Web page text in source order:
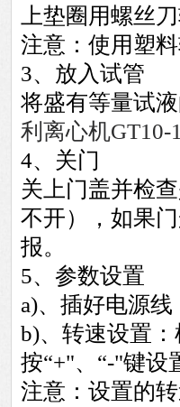
上垫圈用螺丝
注意：使用塑
3、放入试管
将盛有等量试
利离心机GT10-
4、关门
关上门盖并检
不开），如果
报。
5、参数设置
a)、插好电源
b)、转速设置
按“+"、“-"键设
注意：设置的